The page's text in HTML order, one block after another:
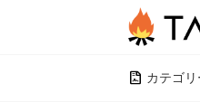
カテゴ